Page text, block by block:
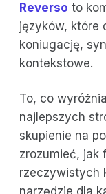
Reverso to
języków, które
koniugację,
kontekstowe.
To, co
najlepszych
skupienie na
zrozumieć, jak
rzeczywistych